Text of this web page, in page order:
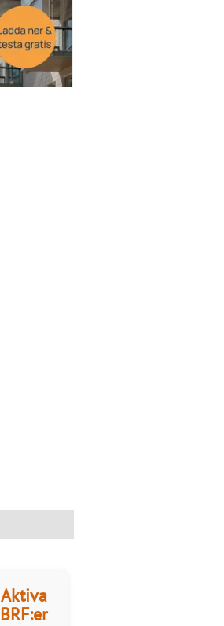
Aktiva
BRF:er